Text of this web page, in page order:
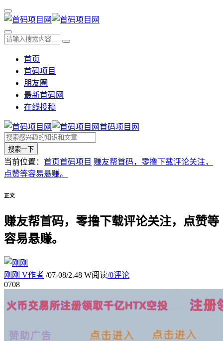
首页
首码项目
朋友圈
最新首码网
在线投稿
首码项目网
搜索一下
当前位置： 首页首码项目 赚友帮首码，零撸下载评论关注，
点赞等容易悬赚。
正文
赚友帮首码，零撸下载评论关注，点赞等
容易悬赚。
刚刚 V作者 /07-08/2.48 W阅读/0评论
0708